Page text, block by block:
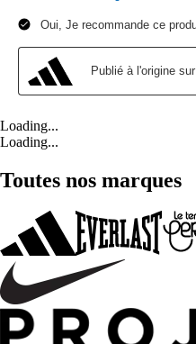
Loading...
Loading...
Toutes nos marques